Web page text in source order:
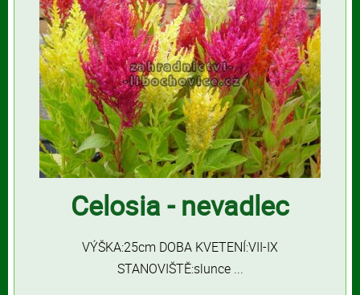
Celosia - nevadlec
VÝŠKA:25cm DOBA KVETENÍ:VII-IX
STANOVIŠTĚ:slunce ...